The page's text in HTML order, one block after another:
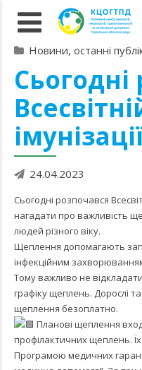
Новини, останні
Сьогодні
24.04.2023
Сьогодні розпочався
нагадати про важливість
людей різного віку.
Щеплення допомагають
інфекційним
Тому важливо не
графіку щеплень. Дорослі
щеплення безоплатно.
Планові щеплення
профілактичних щеплень.
Програмою медичних